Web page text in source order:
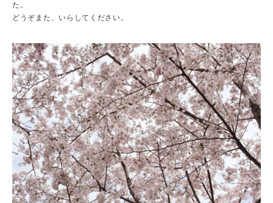
た。
どうぞまた、いらしてください。